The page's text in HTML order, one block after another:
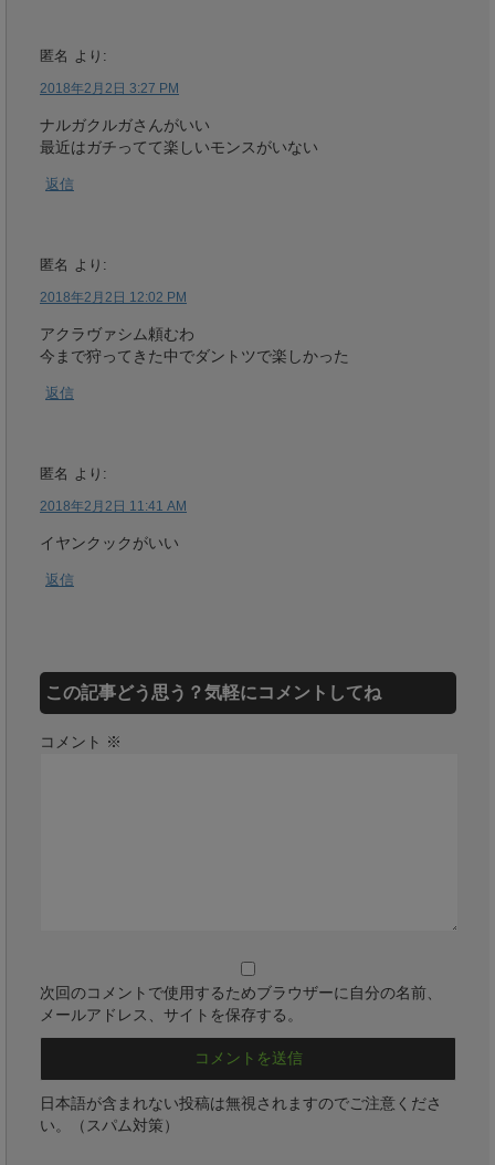
匿名 より:
2018年2月2日 3:27 PM
ナルガクルガさんがいい
最近はガチってて楽しいモンスがいない
返信
匿名 より:
2018年2月2日 12:02 PM
アクラヴァシム頼むわ
今まで狩ってきた中でダントツで楽しかった
返信
匿名 より:
2018年2月2日 11:41 AM
イヤンクックがいい
返信
この記事どう思う？気軽にコメントしてね
コメント ※
次回のコメントで使用するためブラウザーに自分の名前、
メールアドレス、サイトを保存する。
日本語が含まれない投稿は無視されますのでご注意くださ
い。（スパム対策）